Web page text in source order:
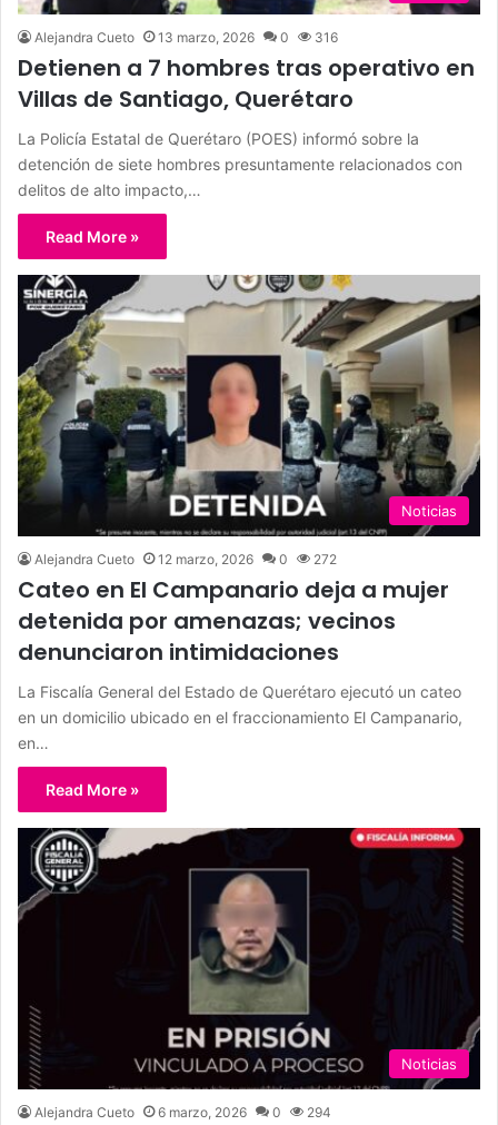
Alejandra Cueto 13 marzo, 2026 0 316
Detienen a 7 hombres tras operativo en
Villas de Santiago, Querétaro
La Policía Estatal de Querétaro (POES) informó sobre la
detención de siete hombres presuntamente relacionados con
delitos de alto impacto,…
Read More »
Noticias
Alejandra Cueto 12 marzo, 2026 0 272
Cateo en El Campanario deja a mujer
detenida por amenazas; vecinos
denunciaron intimidaciones
La Fiscalía General del Estado de Querétaro ejecutó un cateo
en un domicilio ubicado en el fraccionamiento El Campanario,
en…
Read More »
Noticias
Alejandra Cueto 6 marzo, 2026 0 294